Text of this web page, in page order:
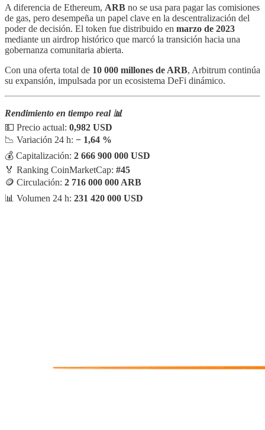
A diferencia de Ethereum, ARB no se usa para pagar las comisiones
de gas, pero desempeña un papel clave en la descentralización del
poder de decisión. El token fue distribuido en marzo de 2023
mediante un airdrop histórico que marcó la transición hacia una
gobernanza comunitaria abierta.
Con una oferta total de 10 000 millones de ARB, Arbitrum continúa
su expansión, impulsada por un ecosistema DeFi dinámico.
Rendimiento en tiempo real 📊
💵 Precio actual: 0,982 USD
📉 Variación 24 h: − 1,64 %
💰 Capitalización: 2 666 900 000 USD
🏅 Ranking CoinMarketCap: #45
🪙 Circulación: 2 716 000 000 ARB
📊 Volumen 24 h: 231 420 000 USD